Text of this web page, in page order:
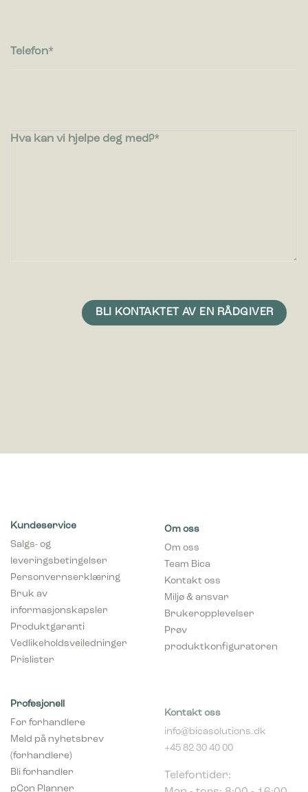
Telefon
Hva kan vi hjelpe deg med?
Kundeservice
Salgs- og
leveringsbetingelser
Personvernserklæring
Bruk av
informasjonskapsler
Produktgaranti
Vedlikeholdsveiledninger
Prislister
Om oss
Om oss
Team Bica
Kontakt oss
Miljø & ansvar
Brukeropplevelser
Prøv
produktkonfiguratoren
For forhandlere
Meld på nyhetsbrev
(forhandlere)
Bli forhandler
pCon Planner
info@bicasolutions.dk
+45 82 30 40 00
Man - tors: 8:00 - 16:00
Fre: 8:00 - 14:00